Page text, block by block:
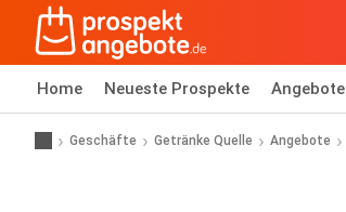
Home Neueste Prospekte Angebote
Geschäfte Getränke Quelle Angebote